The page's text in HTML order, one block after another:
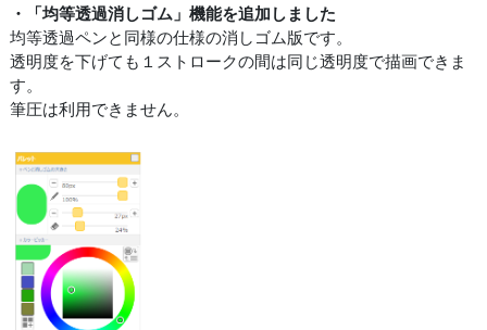
・「均等透過消しゴム」機能を追加しました
均等透過ペンと同様の仕様の消しゴム版です。
透明度を下げても１ストロークの間は同じ透明度で描画できま
す。
筆圧は利用できません。